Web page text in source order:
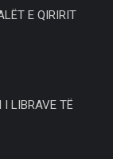
E QIRIRIT
I LIBRAVE TË